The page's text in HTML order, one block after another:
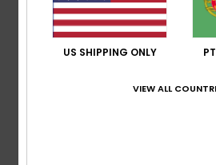
5 /5
US SHIPPING ONLY
VIEW ALL